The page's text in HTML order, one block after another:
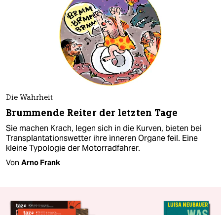
Die Wahrheit
Brummende Reiter der letzten Tage
Sie machen Krach, legen sich in die Kurven, bieten bei
Transplantationswetter ihre inneren Organe feil. Eine
kleine Typologie der Motorradfahrer.
Von Arno Frank